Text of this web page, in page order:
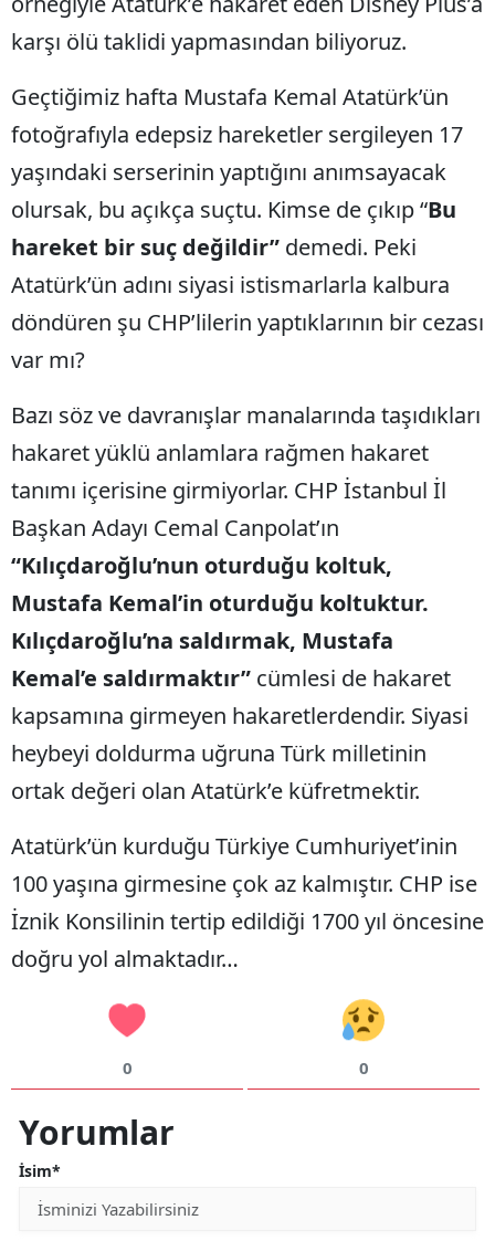
karşı ölü taklidi yapmasından biliyoruz.
Geçtiğimiz hafta Mustafa Kemal Atatürk’ün
fotoğrafıyla edepsiz hareketler sergileyen 17
yaşındaki serserinin yaptığını anımsayacak
olursak, bu açıkça suçtu. Kimse de çıkıp “Bu
hareket bir suç değildir” demedi. Peki
Atatürk’ün adını siyasi istismarlarla kalbura
döndüren şu CHP’lilerin yaptıklarının bir cezası
var mı?
Bazı söz ve davranışlar manalarında taşıdıkları
hakaret yüklü anlamlara rağmen hakaret
tanımı içerisine girmiyorlar. CHP İstanbul İl
Başkan Adayı Cemal Canpolat’ın
“Kılıçdaroğlu’nun oturduğu koltuk,
Mustafa Kemal’in oturduğu koltuktur.
Kılıçdaroğlu’na saldırmak, Mustafa
Kemal’e saldırmaktır” cümlesi de hakaret
kapsamına girmeyen hakaretlerdendir. Siyasi
heybeyi doldurma uğruna Türk milletinin
ortak değeri olan Atatürk’e küfretmektir.
Atatürk’ün kurduğu Türkiye Cumhuriyet’inin
100 yaşına girmesine çok az kalmıştır. CHP ise
İznik Konsilinin tertip edildiği 1700 yıl öncesine
doğru yol almaktadır…
0 0
Yorumlar
İsim*